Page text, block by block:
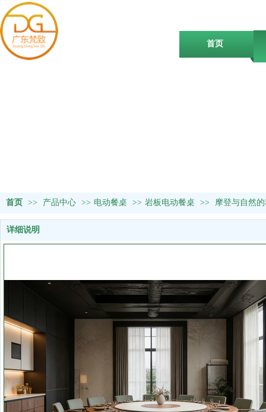
首页
首页 >> 产品中心 >> 电动餐桌 >> 岩板电动餐桌 >> 摩登与自然
详细说明